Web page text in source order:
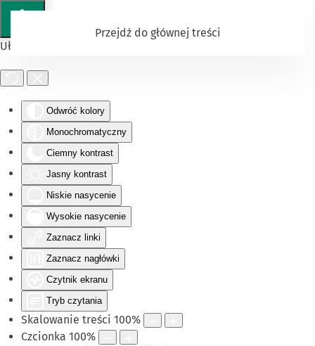
Ułatwienia dostępu
Odwróć kolory
Monochromatyczny
Ciemny kontrast
Jasny kontrast
Niskie nasycenie
Wysokie nasycenie
Zaznacz linki
Zaznacz nagłówki
Czytnik ekranu
Tryb czytania
Skalowanie treści 100%
Czcionka 100%
Przejdź do głównej treści